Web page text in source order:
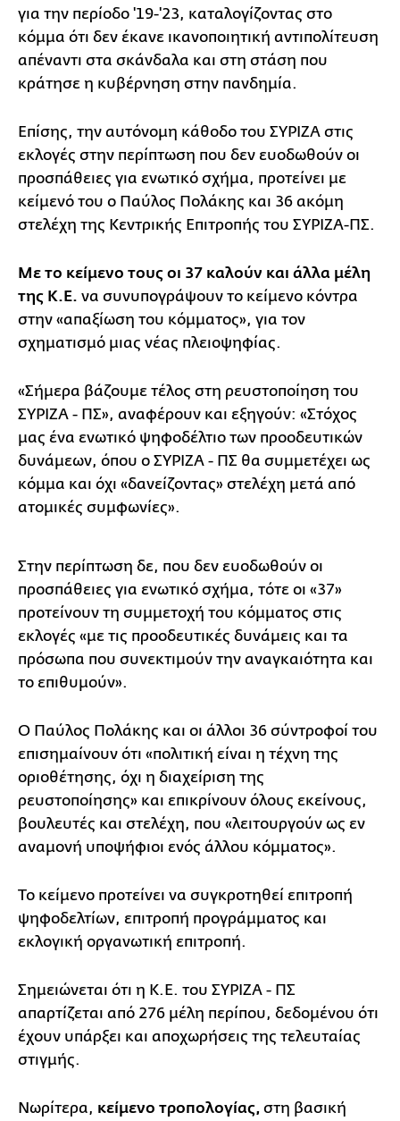
για την περίοδο '19-'23, καταλογίζοντας στο
κόμμα ότι δεν έκανε ικανοποιητική αντιπολίτευση
απέναντι στα σκάνδαλα και στη στάση που
κράτησε η κυβέρνηση στην πανδημία.
Επίσης, την αυτόνομη κάθοδο του ΣΥΡΙΖΑ στις
εκλογές στην περίπτωση που δεν ευοδωθούν οι
προσπάθειες για ενωτικό σχήμα, προτείνει με
κείμενό του ο Παύλος Πολάκης και 36 ακόμη
στελέχη της Κεντρικής Επιτροπής του ΣΥΡΙΖΑ-ΠΣ.
Με το κείμενο τους οι 37 καλούν και άλλα μέλη
της Κ.Ε. να συνυπογράψουν το κείμενο κόντρα
στην «απαξίωση του κόμματος», για τον
σχηματισμό μιας νέας πλειοψηφίας.
«Σήμερα βάζουμε τέλος στη ρευστοποίηση του
ΣΥΡΙΖΑ - ΠΣ», αναφέρουν και εξηγούν: «Στόχος
μας ένα ενωτικό ψηφοδέλτιο των προοδευτικών
δυνάμεων, όπου ο ΣΥΡΙΖΑ - ΠΣ θα συμμετέχει ως
κόμμα και όχι «δανείζοντας» στελέχη μετά από
ατομικές συμφωνίες».
Στην περίπτωση δε, που δεν ευοδωθούν οι
προσπάθειες για ενωτικό σχήμα, τότε οι «37»
προτείνουν τη συμμετοχή του κόμματος στις
εκλογές «με τις προοδευτικές δυνάμεις και τα
πρόσωπα που συνεκτιμούν την αναγκαιότητα και
το επιθυμούν».
Ο Παύλος Πολάκης και οι άλλοι 36 σύντροφοί του
επισημαίνουν ότι «πολιτική είναι η τέχνη της
οριοθέτησης, όχι η διαχείριση της
ρευστοποίησης» και επικρίνουν όλους εκείνους,
βουλευτές και στελέχη, που «λειτουργούν ως εν
αναμονή υποψήφιοι ενός άλλου κόμματος».
Το κείμενο προτείνει να συγκροτηθεί επιτροπή
ψηφοδελτίων, επιτροπή προγράμματος και
εκλογική οργανωτική επιτροπή.
Σημειώνεται ότι η Κ.Ε. του ΣΥΡΙΖΑ - ΠΣ
απαρτίζεται από 276 μέλη περίπου, δεδομένου ότι
έχουν υπάρξει και αποχωρήσεις της τελευταίας
στιγμής.
Νωρίτερα, κείμενο τροπολογίας, στη βασική